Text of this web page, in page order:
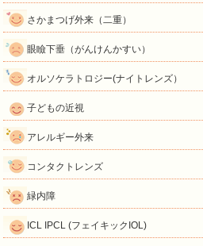
さかまつげ外来（二重）
眼瞼下垂（がんけんかすい）
オルソケラトロジー(ナイトレンズ）
子どもの近視
アレルギー外来
コンタクトレンズ
緑内障
ICL IPCL (フェイキックIOL)